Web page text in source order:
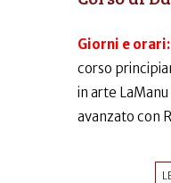
Giorni e orari:
corso
in arte
avanzato con